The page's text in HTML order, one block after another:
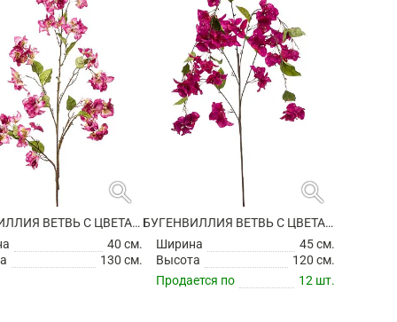
search
БУГЕНВИЛЛИЯ ВЕТВЬ С ЦВЕТАМИ ИСКУССТВЕННАЯ
40 см.
130 см.
search
БУГЕНВИЛЛИЯ ВЕТВЬ С ЦВЕТАМИ ИСКУССТВЕННАЯ
Ширина
45 см.
Высота
120 см.
Продается по
12 шт.